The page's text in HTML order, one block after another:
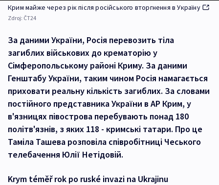
Крим майже через рік після російського вторгнення в Україну
Zdroj: ČT24
За даними України, Росія перевозить тіла
загиблих військових до крематорію у
Сімферопольському районі Криму. За даними
Генштабу України, таким чином Росія намагається
приховати реальну кількість загиблих. За словами
постійного представника України в АР Крим, у
в'язницях півострова перебувають понад 180
політв'язнів, з яких 118 - кримські татари. Про це
Таміла Ташева розповіла співробітниці Чеського
телебачення Юлії Нетідовій.
Krym téměř rok po ruské invazi na Ukrajinu